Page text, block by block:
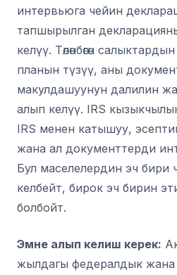
интервьюга чейин
тапшырылган
келүү. Төлөнбөгөн
планын түзүү, аны
макулдашуунун далилин
алып келүү. IRS
IRS менен катышуу,
жана ал документтерди
Бул маселелердин эч бири
келбейт, бирок эч бирин
болбойт.
Эмне алып келиш керек:
жылдагы федералдык